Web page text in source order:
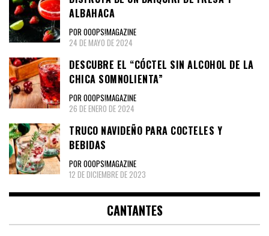
ALBAHACA
POR OOOPS!MAGAZINE
24 DE MAYO DE 2024
DESCUBRE EL “CÓCTEL SIN ALCOHOL DE LA
CHICA SOMNOLIENTA”
POR OOOPS!MAGAZINE
26 DE ENERO DE 2024
TRUCO NAVIDEÑO PARA COCTELES Y
BEBIDAS
POR OOOPS!MAGAZINE
12 DE DICIEMBRE DE 2023
CANTANTES